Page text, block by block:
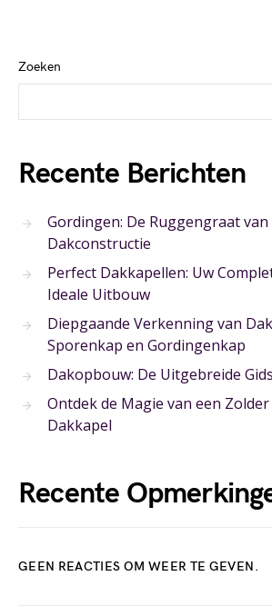
Zoeken
Recente Berichten
Gordingen: De Ruggengraat van
Dakconstructie
Perfect Dakkapellen: Uw
Ideale Uitbouw
Diepgaande Verkenning van
Sporenkap en Gordingenkap
Dakopbouw: De Uitgebreide Gids
Ontdek de Magie van een
Dakkapel
Recente
GEEN REACTIES OM WEER TE GEVEN.